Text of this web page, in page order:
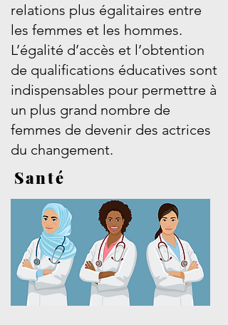
relations plus égalitaires entre
les femmes et les hommes.
L’égalité d’accès et l’obtention
de qualifications éducatives sont
indispensables pour permettre à
un plus grand nombre de
femmes de devenir des actrices
du changement.
Santé